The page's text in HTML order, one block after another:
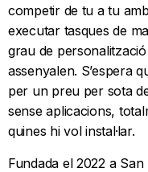
competir de tu a tu
executar tasques de
grau de
assenyalen. S’espera
per un preu per sota
sense aplicacions,
quines hi vol instal·lar.
Fundada el 2022 a